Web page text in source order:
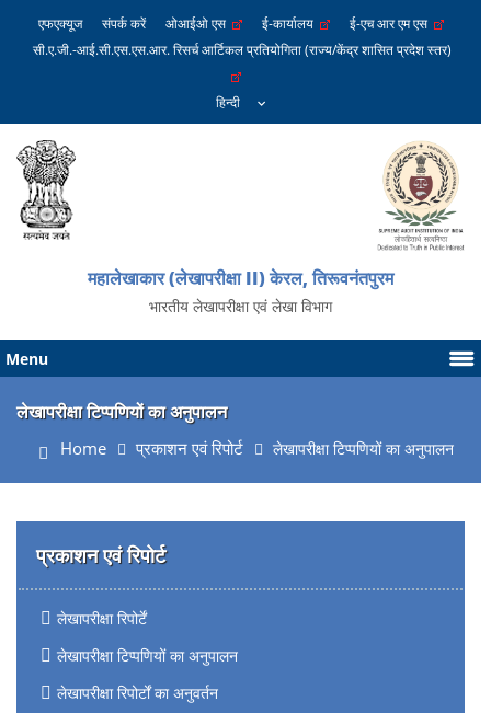
एफएक्यूज संपर्क करें ओआईओ एस ई-कार्यालय
ई-एच आर एम एस
सी.ए.जी.-आई.सी.एस.एस.आर. रिसर्च आर्टिकल प्रतियोगिता (राज्य/केंद्र शासित प्रदेश स्तर)
महालेखाकार (लेखापरीक्षा II) केरल, तिरूवनंतपुरम
भारतीय लेखापरीक्षा एवं लेखा विभाग
Menu
लेखापरीक्षा टिप्‍पणि‍यों का अनुपालन
Home प्रकाशन एवं रिपोर्ट लेखापरीक्षा टिप्पणियों का अनुपालन
प्रकाशन एवं रिपोर्ट
लेखापरीक्षा रिपोर्टें
लेखापरीक्षा टिप्पणियों का अनुपालन
लेखापरीक्षा रिपोर्टों का अनुवर्तन